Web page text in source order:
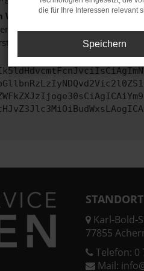
Webseitenbetreiber.
Schritte versucht hast,
Karl-Bold-
77855
Telefon: 0
Mail:
die für Ihre Interessen relevant
Speichern